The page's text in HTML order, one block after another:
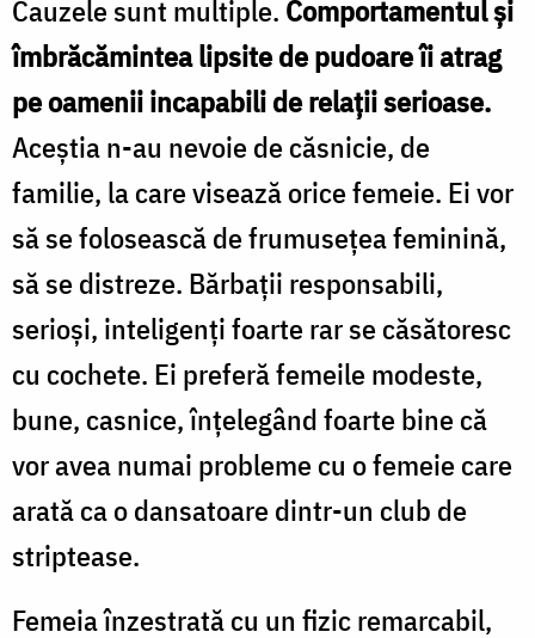
Cauzele sunt multiple. Com­portamentul şi
îmbrăcămintea lipsite de pudoa­re îi atrag
pe oamenii incapabili de relaţii serioa­se.
Aceştia n-au nevoie de căsnicie, de
familie, la care visează orice femeie. Ei vor
să se foloseas­că de frumuseţea feminină,
să se distreze. Băr­baţii responsabili,
serioşi, inteligenţi foarte rar se căsătoresc
cu cochete. Ei preferă femeile modeste,
bune, casnice, înţelegând foarte bine că
vor avea numai probleme cu o femeie care
arată ca o dansatoare dintr-un club de
striptease.
Femeia înzestrată cu un fizic remarcabil,